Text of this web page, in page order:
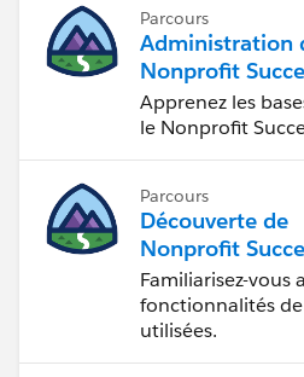
Parcours
Administration
Nonprofit
(NPSP)
Apprenez les
le Nonprofit
Parcours
Découverte de
Nonprofit
(NPSP)
Familiarisez-vous
fonctionnalités de
utilisées.